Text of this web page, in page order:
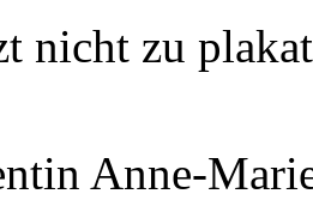
nicht zu
Anne-